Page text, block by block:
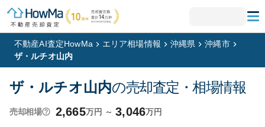
不動産AI査定HowMa エリア相場情報 沖縄県
沖縄市
ザ・ルチオ山内
ザ・ルチオ山内の売却査定・相場情報
売却相場 2,665万円 ～ 3,046万円